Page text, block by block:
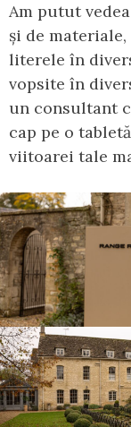
Am putut
și de
literele în
vopsite în
un consultant
cap pe o
viitoarei tale